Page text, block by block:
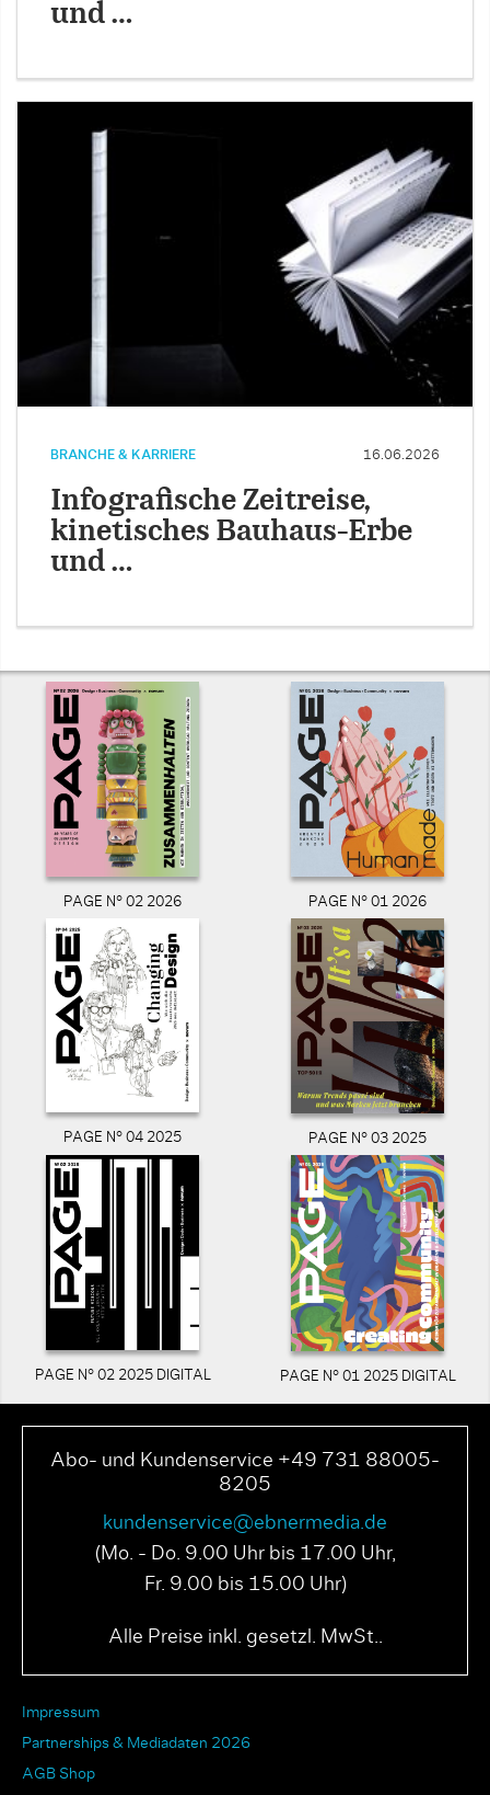
und …
BRANCHE & KARRIERE 16.06.2026
Infografische Zeitreise,
kinetisches Bauhaus-Erbe
und …
PAGE N° 02 2026 PAGE N° 01 2026
PAGE N° 04 2025 PAGE N° 03 2025
PAGE N° 02 2025 DIGITAL PAGE N° 01 2025 DIGITAL
Abo- und Kundenservice +49 731 88005-
8205
kundenservice@ebnermedia.de
(Mo. - Do. 9.00 Uhr bis 17.00 Uhr,
Fr. 9.00 bis 15.00 Uhr)
Alle Preise inkl. gesetzl. MwSt..
Impressum
Partnerships & Mediadaten 2026
AGB Shop